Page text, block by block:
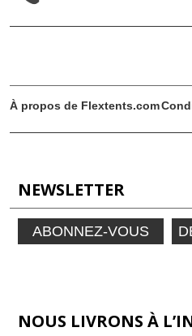
À propos de Flextents.com
NEWSLETTER
ABONNEZ-VOUS
NOUS LIVRONS À